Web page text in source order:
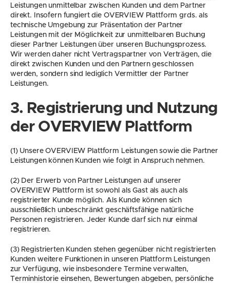
Leistungen unmittelbar zwischen Kunden und dem Partner
direkt. Insofern fungiert die OVERVIEW Plattform grds. als
technische Umgebung zur Präsentation der Partner
Leistungen mit der Möglichkeit zur unmittelbaren Buchung
dieser Partner Leistungen über unseren Buchungsprozess.
Wir werden daher nicht Vertragspartner von Verträgen, die
direkt zwischen Kunden und den Partnern geschlossen
werden, sondern sind lediglich Vermittler der Partner
Leistungen.
3. Registrierung und Nutzung
der OVERVIEW Plattform
(1) Unsere OVERVIEW Plattform Leistungen sowie die Partner
Leistungen können Kunden wie folgt in Anspruch nehmen.
(2) Der Erwerb von Partner Leistungen auf unserer
OVERVIEW Plattform ist sowohl als Gast als auch als
registrierter Kunde möglich. Als Kunde können sich
ausschließlich unbeschränkt geschäftsfähige natürliche
Personen registrieren. Jeder Kunde darf sich nur einmal
registrieren.
(3) Registrierten Kunden stehen gegenüber nicht registrierten
Kunden weitere Funktionen in unseren Plattform Leistungen
zur Verfügung, wie insbesondere Termine verwalten,
Terminhistorie einsehen, Bewertungen abgeben, persönliche